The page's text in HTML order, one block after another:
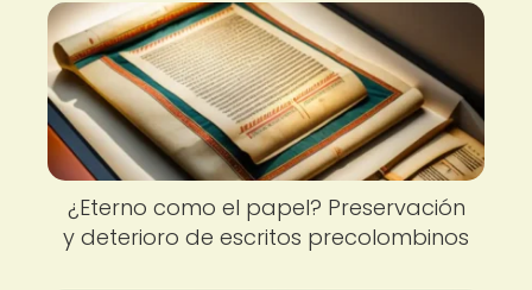
¿Eterno como el papel? Preservación
y deterioro de escritos precolombinos